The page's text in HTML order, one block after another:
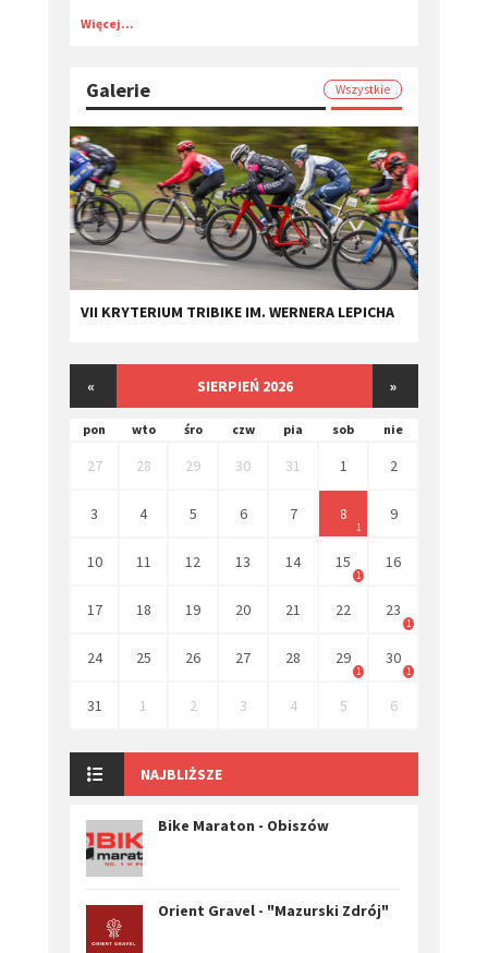
Więcej...
Galerie Wszystkie
VII KRYTERIUM TRIBIKE IM. WERNERA LEPICHA
« SIERPIEŃ 2026 »
pon wto śro czw pia sob nie
27 28 29 30 31 1 2
3 4 5 6 7 8
1
9
10 11 12 13 14 15
1
16
17 18 19 20 21 22 23
1
24 25 26 27 28 29
1
30
1
31 1 2 3 4 5 6
NAJBLIŻSZE
Bike Maraton - Obiszów
Orient Gravel - "Mazurski Zdrój"